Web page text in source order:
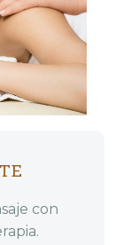
con